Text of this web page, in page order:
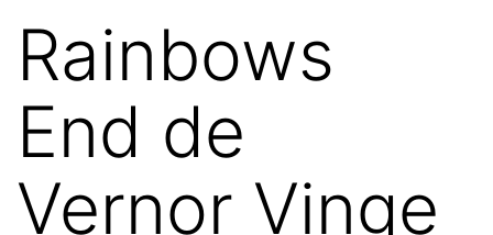
Rainbows
End de
Vernor Vinge